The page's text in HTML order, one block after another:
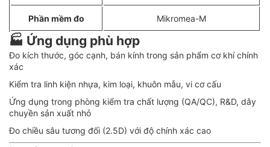
Phần mềm đo Mikromea-M
🏭 Ứng dụng phù hợp
Đo kích thước, góc cạnh, bán kính trong sản phẩm cơ khí chính
xác
Kiểm tra linh kiện nhựa, kim loại, khuôn mẫu, vi cơ cấu
Ứng dụng trong phòng kiểm tra chất lượng (QA/QC), R&D, dây
chuyền sản xuất nhỏ
Đo chiều sâu tương đối (2.5D) với độ chính xác cao